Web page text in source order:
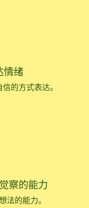
情绪
的方式表达。
察的能力
法的能力。